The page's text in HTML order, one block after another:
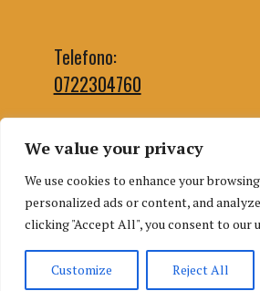
We value your privacy
We use cookies to enhance your
personalized ads or content, and
clicking "Accept All", you consent to our
Customize Reject All
Telefono:
0722304760
Email segreteria:
segreteriaifg@uniurb.it
Email redazione: